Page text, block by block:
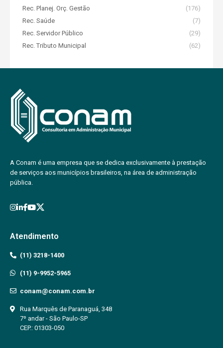
Rec. Planej. Orç. Gestão
(176)
Rec. Saúde
(7)
Rec. Servidor Público
(29)
Rec. Tributo Municipal
(62)
A Conam é uma empresa que se dedica exclusivamente à prestação
de serviços aos municípios brasileiros, na área de administração
pública.
Atendimento
(11) 3218-1400
(11) 9-9952-5965
conam@conam.com.br
Rua Marquês de Paranaguá, 348
7º andar - São Paulo-SP
CEP.: 01303-050